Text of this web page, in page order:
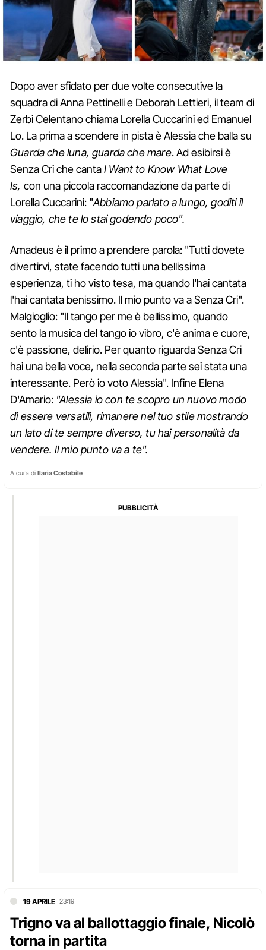
Dopo aver sfidato per due volte consecutive la
squadra di Anna Pettinelli e Deborah Lettieri, il team di
Zerbi Celentano chiama Lorella Cuccarini ed Emanuel
Lo. La prima a scendere in pista è Alessia che balla su
Guarda che luna, guarda che mare. Ad esibirsi è
Senza Cri che cantaI Want to Know What Love
Is, con una piccola raccomandazione da parte di
Lorella Cuccarini: "Abbiamo parlato a lungo, goditi il
viaggio, che te lo stai godendo poco".
Amadeus è il primo a prendere parola: "Tutti dovete
divertirvi, state facendo tutti una bellissima
esperienza, ti ho visto tesa, ma quando l'hai cantata
l'hai cantata benissimo. Il mio punto va a Senza Cri".
Malgioglio: "Il tango per me è bellissimo, quando
sento la musica del tango io vibro, c'è anima e cuore,
c'è passione, delirio. Per quanto riguarda Senza Cri
hai una bella voce, nella seconda parte sei stata una
interessante. Però io voto Alessia". Infine Elena
D'Amario: "Alessia io con te scopro un nuovo modo
di essere versatili, rimanere nel tuo stile mostrando
un lato di te sempre diverso, tu hai personalità da
vendere. Il mio punto va a te".
A cura di Ilaria Costabile
19 APRILE 23:19
Trigno va al ballottaggio finale, Nicolò
torna in partita